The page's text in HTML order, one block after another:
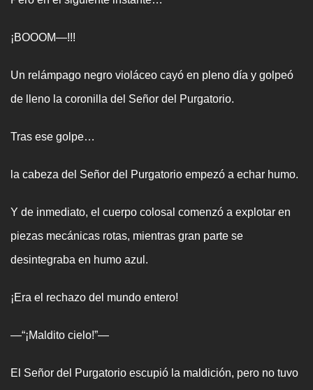
¡BOOOM—!!!
Un relámpago negro violáceo cayó en pleno día y golpeó
de lleno la coronilla del Señor del Purgatorio.
Tras ese golpe…
la cabeza del Señor del Purgatorio empezó a echar humo.
Y de inmediato, el cuerpo colosal comenzó a explotar en
piezas mecánicas rotas, mientras gran parte se
desintegraba en humo azul.
¡Era el rechazo del mundo entero!
—“¡Maldito cielo!”—
El Señor del Purgatorio escupió la maldición, pero no tuvo